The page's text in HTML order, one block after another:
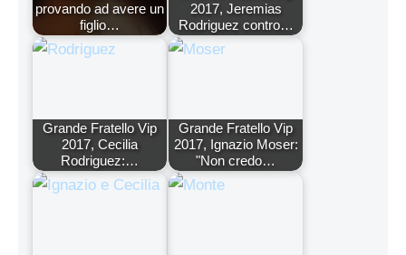
provando ad avere un
figlio…
2017, Jeremias
Rodriguez contro…
Grande Fratello Vip
2017, Cecilia
Rodriguez:…
Grande Fratello Vip
2017, Ignazio Moser:
"Non credo…